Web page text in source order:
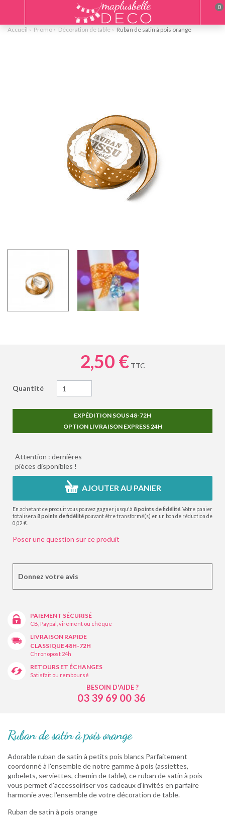
Accueil Promo Décoration de table Ruban de satin à pois orange
2,50 € TTC
Quantité
EXPÉDITION SOUS 48-72H
OPTION LIVRAISON EXPRESS 24H
Attention : dernières
pièces disponibles !
AJOUTER AU PANIER
En achetant ce produit vous pouvez gagner jusqu'à 8points de fidélité . Votre panier
totalisera 8points de fidélité pouvant être transformé(s) en un bon de réduction de
0,02 €
Poser une question sur ce produit
Donnez votre avis
PAIEMENT SÉCURISÉ
CB, Paypal, virement ou chèque
LIVRAISON RAPIDE
CLASSIQUE 48H-72H
Chronopost 24h
RETOURS ET ÉCHANGES
Satisfait ou remboursé
BESOIN D'AIDE ?
03 39 69 00 36
Ruban de satin à pois orange
Adorable ruban de satin à petits pois blancs Parfaitement
coordonné à l'ensemble de notre gamme à pois (assiettes,
gobelets, serviettes, chemin de table), ce ruban de satin à pois
vous permet d'accessoiriser vos cadeaux d'invités en parfaire
harmonie avec l'ensemble de votre décoration de table.
Ruban de satin à pois orange
0